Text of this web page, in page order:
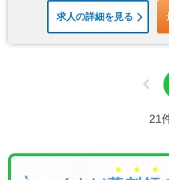
求人の詳細を見る
21